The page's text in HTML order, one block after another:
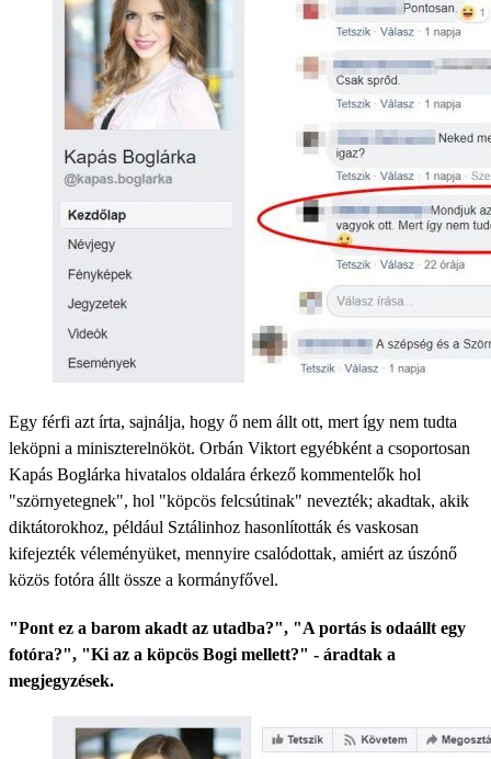
Egy férfi azt írta, sajnálja, hogy ő nem állt ott, mert így nem tudta
leköpni a miniszterelnököt. Orbán Viktort egyébként a csoportosan
Kapás Boglárka hivatalos oldalára érkező kommentelők hol
"szörnyetegnek", hol "köpcös felcsútinak" nevezték; akadtak, akik
diktátorokhoz, például Sztálinhoz hasonlították és vaskosan
kifejezték véleményüket, mennyire csalódottak, amiért az úszónő
közös fotóra állt össze a kormányfővel.
"Pont ez a barom akadt az utadba?", "A portás is odaállt egy
fotóra?", "Ki az a köpcös Bogi mellett?" - áradtak a
megjegyzések.